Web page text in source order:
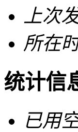
上次
所在
统计信
已用